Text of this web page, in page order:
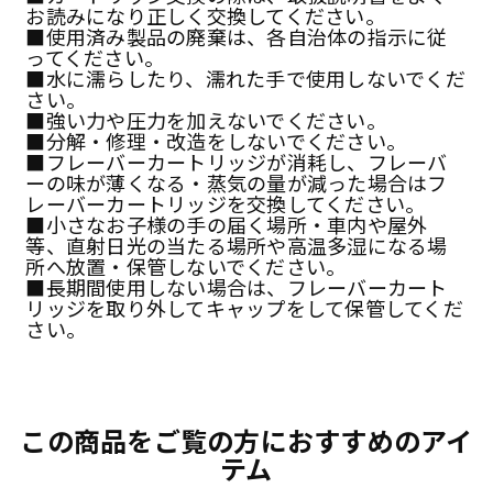
お読みになり正しく交換してください。
■使用済み製品の廃棄は、各自治体の指示に従
ってください。
■水に濡らしたり、濡れた手で使用しないでくだ
さい。
■強い力や圧力を加えないでください。
■分解・修理・改造をしないでください。
■フレーバーカートリッジが消耗し、フレーバ
ーの味が薄くなる・蒸気の量が減った場合はフ
レーバーカートリッジを交換してください。
■小さなお子様の手の届く場所・車内や屋外
等、直射日光の当たる場所や高温多湿になる場
所へ放置・保管しないでください。
■長期間使用しない場合は、フレーバーカート
リッジを取り外してキャップをして保管してくだ
さい。
この商品をご覧の方におすすめのアイ
テム